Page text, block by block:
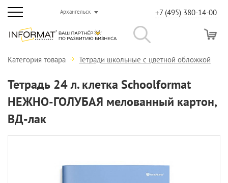
Архангельск +7 (495) 380-14-00
Категория товара Тетради школьные с цветной обложкой
Тетрадь 24 л. клетка Schoolformat
НЕЖНО-ГОЛУБАЯ мелованный картон,
ВД-лак